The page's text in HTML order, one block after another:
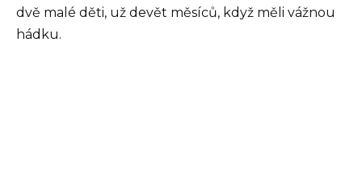
dvě malé děti, už devět měsíců, když měli vážnou
hádku.